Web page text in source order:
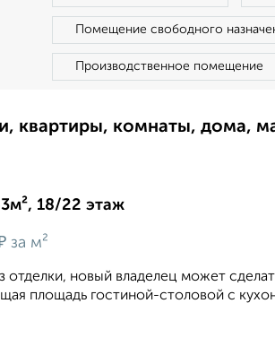
Помещение свободного
Производственное помещение
квартиры, комнаты, дома,
18/22 этаж
за м²
отделки, новый владелец может
площадь гостиной-столовой с